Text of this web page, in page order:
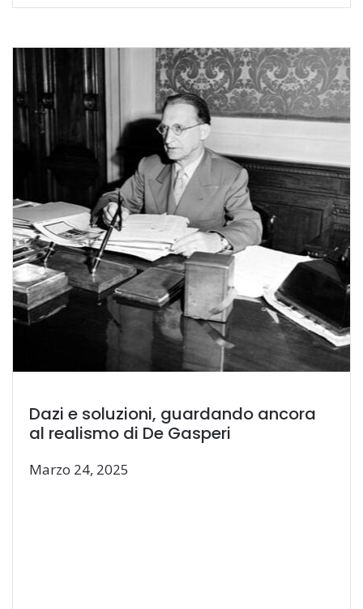
Dazi e soluzioni, guardando ancora
al realismo di De Gasperi
Marzo 24, 2025